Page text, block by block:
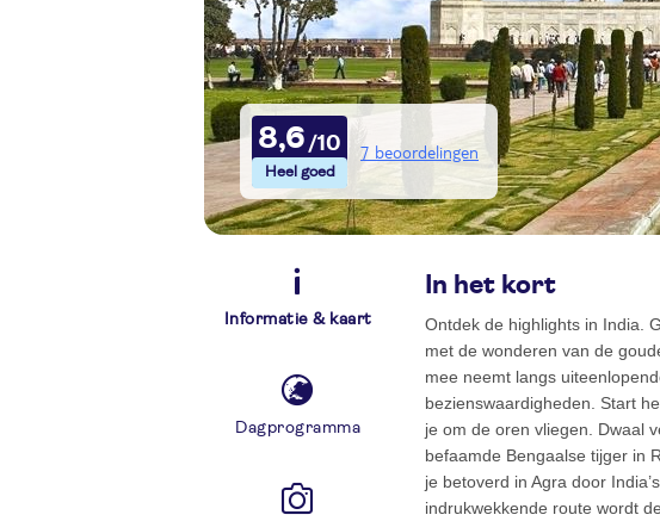
8,6 7 beoordelingen
Informatie & kaart
Dagprogramma
In het kort
Ontdek de highlights in India.
met de wonderen van de
mee neemt langs
bezienswaardigheden. Start
je om de oren vliegen. Dwaal
befaamde Bengaalse tijger in
je betoverd in Agra door
indrukwekkende route wordt